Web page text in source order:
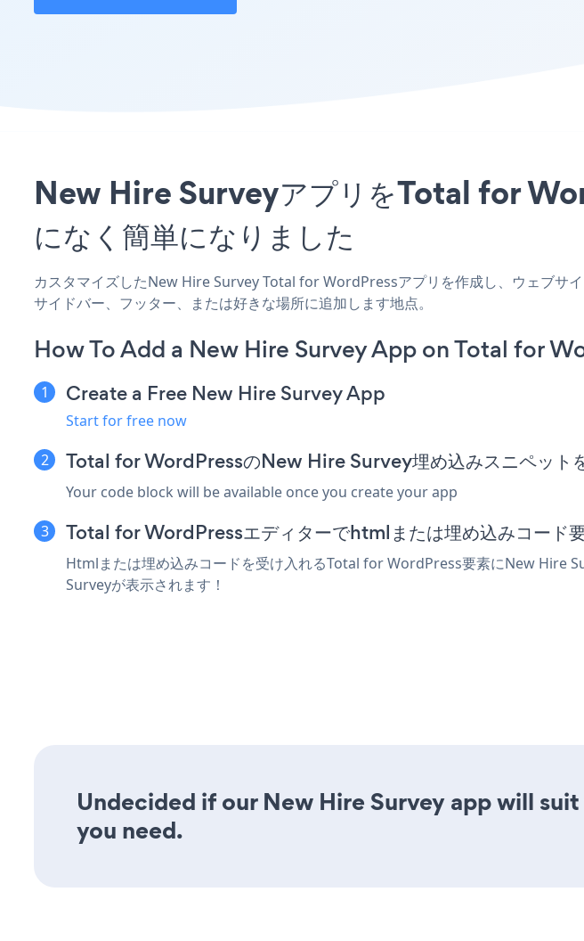
New Hire SurveyアプリをTotal for
になく簡単になりました
カスタマイズしたNew Hire Survey Total for WordPressアプリを作成し、ウェブサ
サイドバー、フッター、または好きな場所に追加します地点。
How To Add a New Hire Survey App on Total for
Create a Free New Hire Survey App
Start for free now
Total for WordPressのNew Hire Survey埋め込みスニペット
Your code block will be available once you create your app
Total for WordPressエディターでhtmlまたは埋め込みコード
Htmlまたは埋め込みコードを受け入れるTotal for WordPress要素にNew Hire
Surveyが表示されます！
Undecided if our New Hire Survey app will
you need.